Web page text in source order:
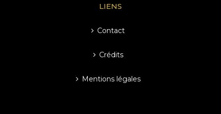
LIENS
Contact
Crédits
Mentions légales